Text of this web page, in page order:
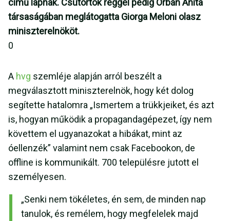
című lapnak. Csütörtök reggel pedig Orbán Anita
társaságában meglátogatta Giorga Meloni olasz
miniszterelnököt.
0
A hvg szemléje alapján arról beszélt a
megválasztott miniszterelnök, hogy két dolog
segítette hatalomra „Ismertem a trükkjeiket, és azt
is, hogyan működik a propagandagépezet, így nem
követtem el ugyanazokat a hibákat, mint az
óellenzék” valamint nem csak Facebookon, de
offline is kommunikált. 700 településre jutott el
személyesen.
„Senki nem tökéletes, én sem, de minden nap
tanulok, és remélem, hogy megfelelek majd